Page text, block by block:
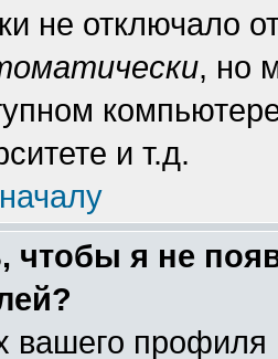
не отключало
, но
и т.д.
чтобы я не
вашего